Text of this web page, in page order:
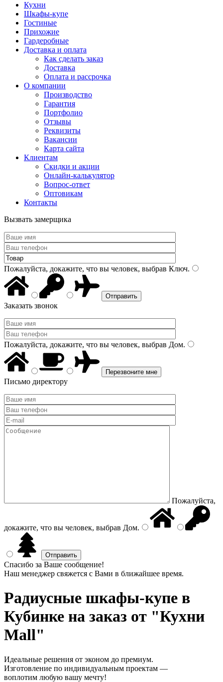
Кухни
Шкафы-купе
Гостиные
Прихожие
Гардеробные
Доставка и оплата
Как сделать заказ
Доставка
Оплата и рассрочка
О компании
Производство
Гарантия
Портфолио
Отзывы
Реквизиты
Вакансии
Карта сайта
Клиентам
Скидки и акции
Онлайн-калькулятор
Вопрос-ответ
Оптовикам
Контакты
Вызвать замерщика
Пожалуйста, докажите, что вы человек, выбрав Ключ.
Заказать звонок
Пожалуйста, докажите, что вы человек, выбрав Дом.
Письмо директору
Пожалуйста,
докажите, что вы человек, выбрав Дом.
Спасибо за Ваше сообщение!
Наш менеджер свяжется с Вами в ближайшее время.
Радиусные шкафы-купе в
Кубинке на заказ от "Кухни
Mall"
Идеальные решения от эконом до премиум.
Изготовление по индивидуальным проектам —
воплотим любую вашу мечту!